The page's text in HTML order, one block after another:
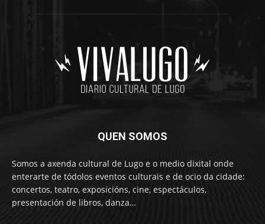
QUEN SOMOS
Somos a axenda cultural de Lugo e o medio dixital onde
enterarte de tódolos eventos culturais e de ocio da cidade:
concertos, teatro, exposicións, cine, espectáculos,
presentación de libros, danza…